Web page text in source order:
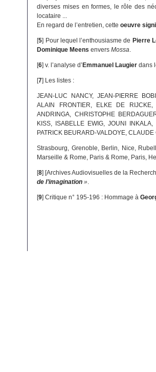
diverses mises en formes, le rôle des
locataire ...
En regard de l’entretien, cetteoeuvre
[5] Pour lequel l’enthousiasme de Pierre
Dominique Meens enversMossa.
[6]v. l’analyse d’ Emmanuel Laugier dans
[7] Les listes :
JEAN-LUC NANCY, JEAN-PIERRE
ALAIN FRONTIER, ELKE DE RIJCKE,
ANDRINGA, CHRISTOPHE
KISS, ISABELLE EWIG, JOUNI
PATRICK BEURARD-VALDOYE, CLAUDE
Strasbourg, Grenoble, Berlin, Nice,
Marseille & Rome, Paris & Rome, Paris,
[8] [Archives Audiovisuelles de la
de l’imagination ».
[9]Critique n° 195-196 : Hommage à